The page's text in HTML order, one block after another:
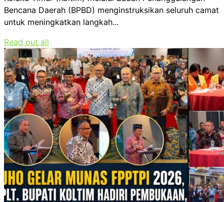
Bencana Daerah (BPBD) menginstruksikan seluruh camat
untuk meningkatkan langkah...
Read out all